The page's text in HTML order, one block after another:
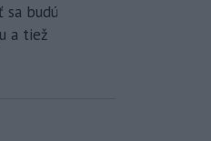
budú
a tiež